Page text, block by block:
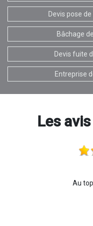
Devis pose
Bâchage
Devis fuite
Entreprise
Les
Au